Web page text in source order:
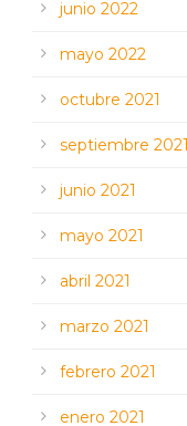
junio 2022
mayo 2022
octubre 2021
septiembre 2021
junio 2021
mayo 2021
abril 2021
marzo 2021
febrero 2021
enero 2021